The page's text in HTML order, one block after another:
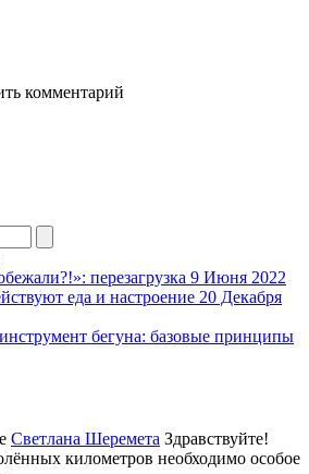
комментарий
перезагрузка 9 Июня 2022
еда и настроение 20 Декабря
бегуна: базовые принципы
Светлана Шеремета Здравствуйте!
километров необходимо особое